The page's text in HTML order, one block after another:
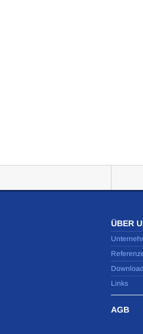
ÜBER
Links
AGB